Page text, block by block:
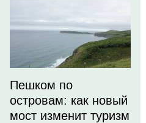
Пешком по
островам: как новый
мост изменит туризм